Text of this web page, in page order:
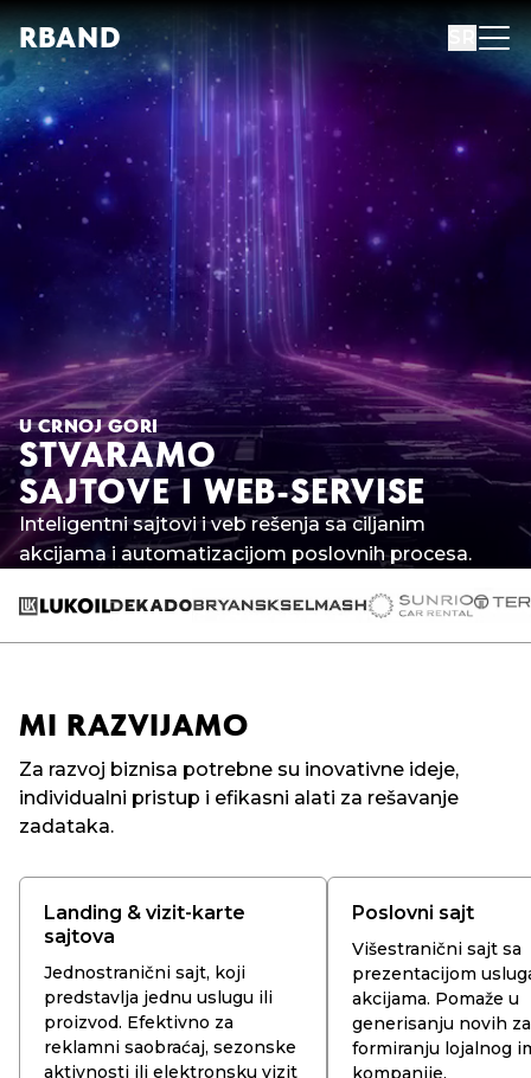
RBAND
STVARAMO
SAJTOVE I WEB-SERVISE
U CRNOJ GORI
Inteligentni sajtovi i veb rešenja sa ciljanim
akcijama i automatizacijom poslovnih procesa.
MI RAZVIJAMO
Za razvoj biznisa potrebne su inovativne ideje,
individualni pristup i efikasni alati za rešavanje
zadataka.
Landing & vizit-karte
sajtova
Jednostranični sajt, koji
predstavlja jednu uslugu ili
proizvod. Efektivno za
reklamni saobraćaj, sezonske
aktivnosti ili elektronsku vizit
Poslovni sajt
Višestranični sajt sa
prezentacijom
akcijama. Pomaže u
generisanju novih
formiranju lojalnog
kompanije.